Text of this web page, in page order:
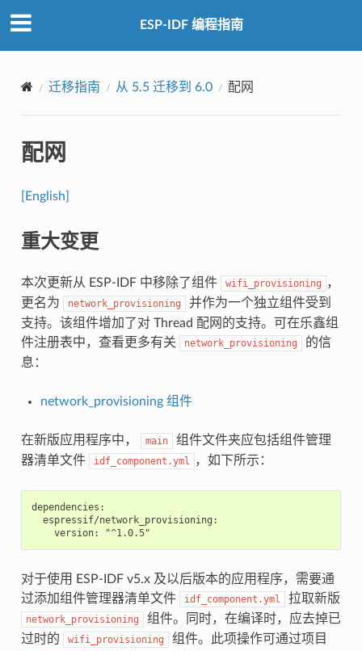
ESP-IDF 编程指南
迁移指南 从 5.5 迁移到 6.0 配网
配网
[English]
重大变更
本次更新从 ESP-IDF 中移除了组件 wifi_provisioning
，
更名为
network_provisioning
并作为一个独立组件受到
支持。该组件增加了对 Thread 配网的支持。可在乐鑫组
件注册表中，查看更多有关
network_provisioning
的信
息：
network_provisioning 组件
在新版应用程序中， main
组件文件夹应包括组件管理
器清单文件
idf_component.yml ，如下所示：
dependencies:
  espressif/network_provisioning:
对于使用 ESP-IDF v5.x 及以后版本的应用程序，需要通
过添加组件管理器清单文件
idf_component.yml 拉取新版
network_provisioning
组件。同时，在编译时，应去掉已
过时的
wifi_provisioning 组件。此项操作可通过项目